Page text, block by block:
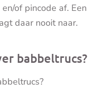
of pincode af. Een
daar nooit naar.
babbeltrucs?